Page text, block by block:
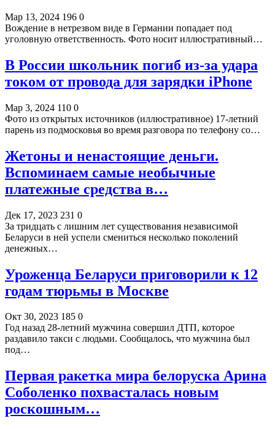
Мар 13, 2024 196 0
Вождение в нетрезвом виде в Германии попадает под
уголовную ответственность. Фото носит иллюстративный…
В России школьник погиб из-за удара
током от провода для зарядки iPhone
Мар 3, 2024 110 0
Фото из открытых источников (иллюстративное) 17-летний
парень из подмосковья во время разговора по телефону со…
Жетоны и ненастоящие деньги.
Вспоминаем самые необычные
платежные средства в…
Дек 17, 2023 231 0
За тридцать с лишним лет существования независимой
Беларуси в ней успели смениться несколько поколений
денежных…
Уроженца Беларуси приговорили к 12
годам тюрьмы в Москве
Окт 30, 2023 185 0
Год назад 28-летний мужчина совершил ДТП, которое
раздавило такси с людьми. Сообщалось, что мужчина был
под…
Первая ракетка мира белоруска Арина
Соболенко похвасталась новым
роскошным…